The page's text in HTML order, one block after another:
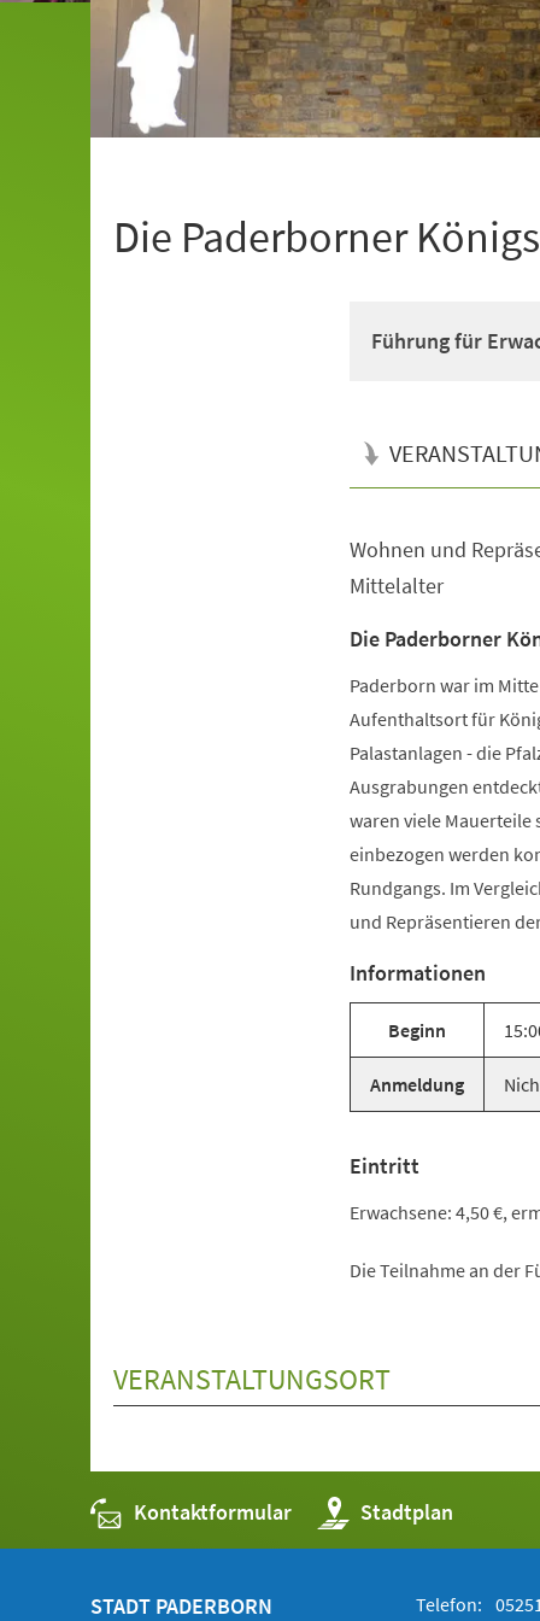
Die Paderborner
Führung für
Wohnen und
Mittelalter
Die Paderborner
Paderborn war im
Aufenthaltsort für
Palastanlagen - die
Ausgrabungen
waren viele Mauerteile
einbezogen werden
Rundgangs. Im
und Repräsentieren
Informationen
Beginn
Anmeldung
Eintritt
Erwachsene: 4,50 €,
Die Teilnahme an der
VERANSTALTUNGSORT
Kontaktformular Stadtplan
(Öffnet
in
einem
STADT PADERBORN Telefon: